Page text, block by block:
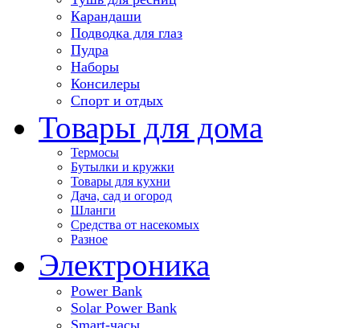
Карандаши
Подводка для глаз
Пудра
Наборы
Консилеры
Спорт и отдых
Товары для дома
Термосы
Бутылки и кружки
Товары для кухни
Дача, сад и огород
Шланги
Средства от насекомых
Разное
Электроника
Power Bank
Solar Power Bank
Smart-часы